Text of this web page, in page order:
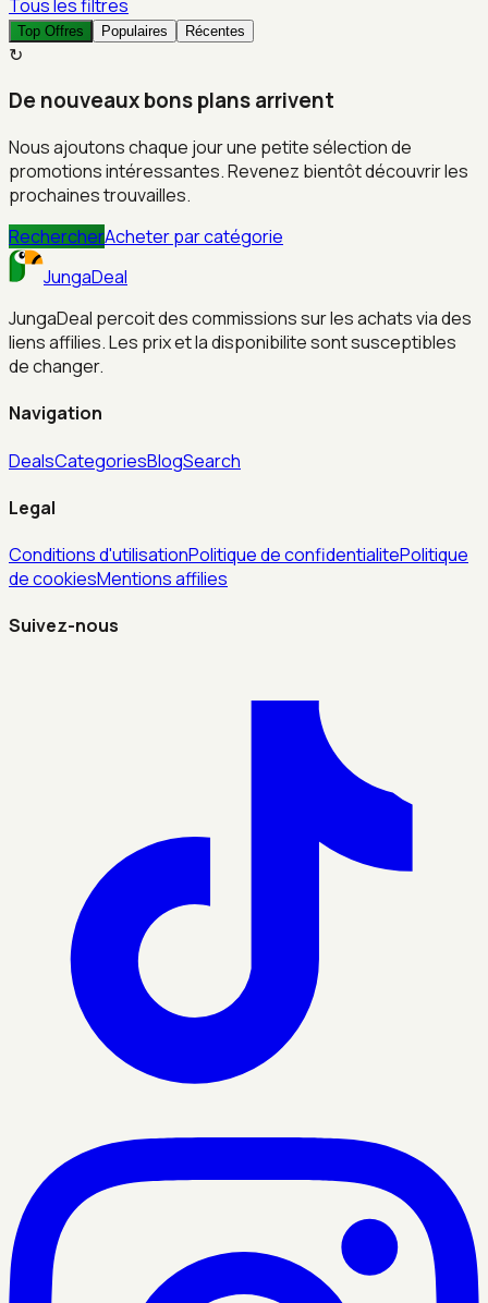
Tous les filtres
Top Offres Populaires Récentes
↻
De nouveaux bons plans arrivent
Nous ajoutons chaque jour une petite sélection de
promotions intéressantes. Revenez bientôt découvrir les
prochaines trouvailles.
RechercherAcheter par catégorie
JungaDeal
JungaDeal percoit des commissions sur les achats via des
liens affilies. Les prix et la disponibilite sont susceptibles
de changer.
Navigation
DealsCategoriesBlogSearch
Legal
Conditions d'utilisationPolitique de confidentialitePolitique
de cookiesMentions affilies
Suivez-nous